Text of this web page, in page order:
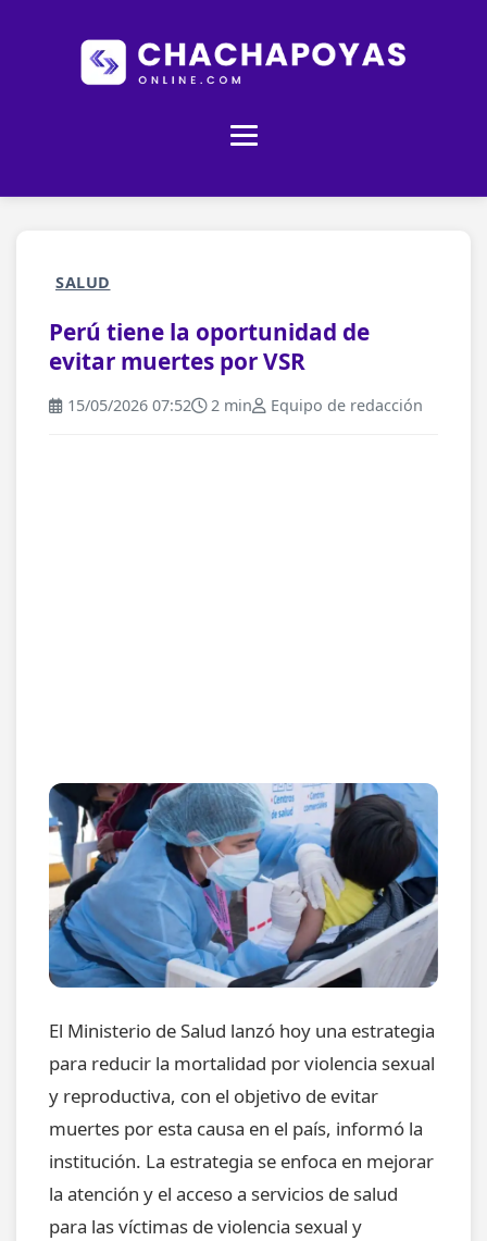
SALUD
Perú tiene la oportunidad de
evitar muertes por VSR
15/05/2026 07:52 2 min Equipo de redacción
El Ministerio de Salud lanzó hoy una estrategia
para reducir la mortalidad por violencia sexual
y reproductiva, con el objetivo de evitar
muertes por esta causa en el país, informó la
institución. La estrategia se enfoca en mejorar
la atención y el acceso a servicios de salud
para las víctimas de violencia sexual y